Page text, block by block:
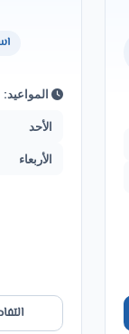
المواعيد:
الأحد
الأربعاء